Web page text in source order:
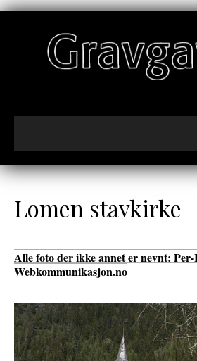
Lomen stavkirke
Alle foto der ikke annet er nevnt:
Webkommunikasjon.no